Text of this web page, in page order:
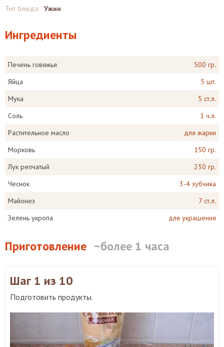
Тип блюда: Ужин
Ингредиенты
Печень говяжья
500 гр.
Яйца
5 шт.
Мука
5 ст.л.
Соль
1 ч.л.
Растительное масло
для жарки
Морковь
150 гр.
Лук репчатый
230 гр.
Чеснок
3-4 зубчика
Майонез
7 ст.л.
Зелень укропа
для украшения
Приготовление ~более 1 часа
Шаг 1 из 10
Подготовить продукты.